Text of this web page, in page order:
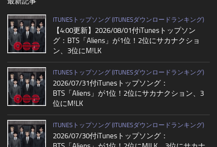
ITUNESトップソング (ITUNESダウンロードランキング)
【4:00更新】2026/08/01付iTunesトップソン
グ：BTS「Aliens」が1位！2位にサカナクショ
ン、3位にM!LK
ITUNESトップソング (ITUNESダウンロードランキング)
2026/07/31付iTunesトップソング：
BTS「Aliens」が1位！2位にサカナクション、3
位にM!LK
ITUNESトップソング (ITUNESダウンロードランキング)
2026/07/30付iTunesトップソング：